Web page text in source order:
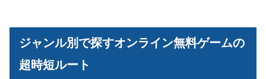
ジャンル別で探すオンライン無料ゲームの
超時短ルート